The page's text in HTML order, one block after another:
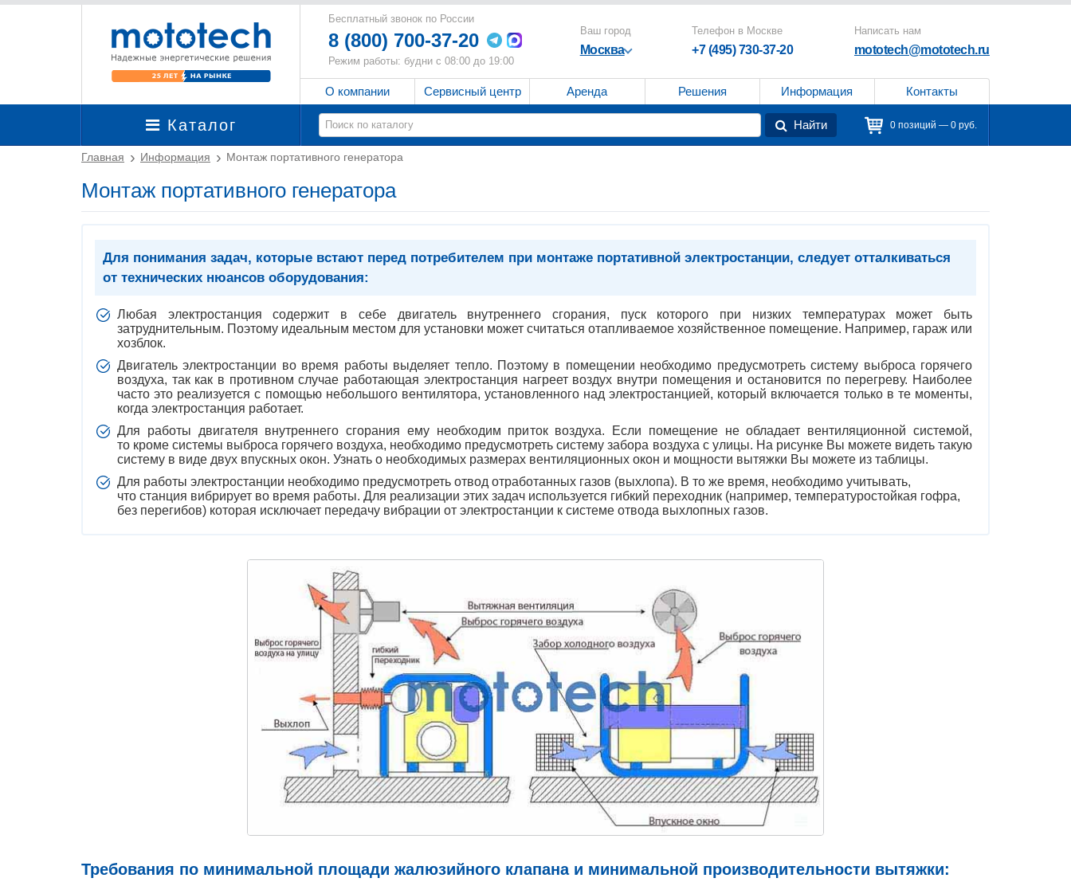
Бесплатный звонок по России
8 (800) 700-37-20
Режим работы: будни с 08:00 до 19:00
Ваш город
Москва
Телефон в Москве
+7 (495) 730-37-20
Написать нам
mototech@mototech.ru
О компании Сервисный центр Аренда Решения Информация Контакты
Каталог Найти 0 позиций — 0 руб.
Главная Информация Монтаж портативного генератора
Монтаж портативного генератора
Для понимания задач, которые встают перед потребителем при монтаже портативной электростанции, следует отталкиваться
от технических нюансов оборудования:
Любая электростанция содержит в себе двигатель внутреннего сгорания, пуск которого при низких температурах может быть
затруднительным. Поэтому идеальным местом для установки может считаться отапливаемое хозяйственное помещение. Например, гараж или
хозблок.
Двигатель электростанции во время работы выделяет тепло. Поэтому в помещении необходимо предусмотреть систему выброса горячего
воздуха, так как в противном случае работающая электростанция нагреет воздух внутри помещения и остановится по перегреву. Наиболее
часто это реализуется с помощью небольшого вентилятора, установленного над электростанцией, который включается только в те моменты,
когда электростанция работает.
Для работы двигателя внутреннего сгорания ему необходим приток воздуха. Если помещение не обладает вентиляционной системой,
то кроме системы выброса горячего воздуха, необходимо предусмотреть систему забора воздуха с улицы. На рисунке Вы можете видеть такую
систему в виде двух впускных окон. Узнать о необходимых размерах вентиляционных окон и мощности вытяжки Вы можете из таблицы.
Для работы электростанции необходимо предусмотреть отвод отработанных газов (выхлопа). В то же время, необходимо учитывать,
что станция вибрирует во время работы. Для реализации этих задач используется гибкий переходник (например, температуростойкая гофра,
без перегибов) которая исключает передачу вибрации от электростанции к системе отвода выхлопных газов.
Требования по минимальной площади жалюзийного клапана и минимальной производительности вытяжки: